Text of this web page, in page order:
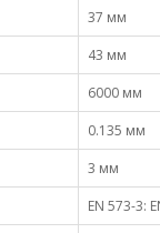
37 мм
43 мм
6000 мм
0.135 мм
3 мм
EN 573-3: